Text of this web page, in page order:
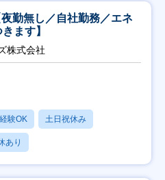
勤無し／自社勤務／エネ
ます】
株式会社
験OK 土日祝休み
あり